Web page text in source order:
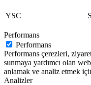
YSC
Performans
Performans
Performans çerezleri,
sunmaya yardımcı olan
anlamak ve analiz etmek
Analizler